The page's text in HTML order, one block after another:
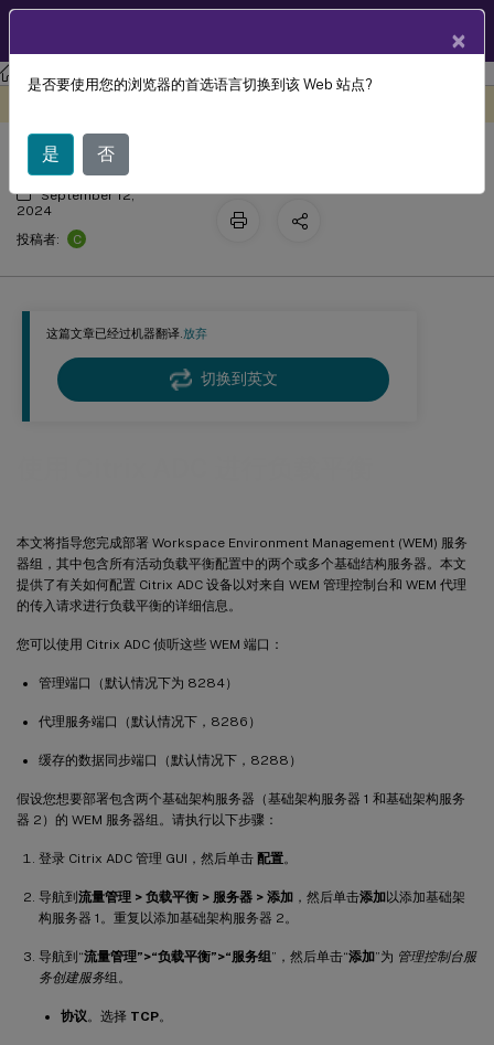
工作区环境管理 Workspace Environment Management 2402
这篇文章已经过机器翻译.放弃
切换到英文
本文将指导您完成部署 Workspace Environment Management (WEM) 服务
器组，其中包含所有活动负载平衡配置中的两个或多个基础结构服务器。本文
提供了有关如何配置 Citrix ADC 设备以对来自 WEM 管理控制台和 WEM 代理
的传入请求进行负载平衡的详细信息。
您可以使用 Citrix ADC 侦听这些 WEM 端口：
管理端口（默认情况下为 8284）
代理服务端口（默认情况下，8286）
缓存的数据同步端口（默认情况下，8288）
假设您想要部署包含两个基础架构服务器（基础架构服务器 1 和基础架构服务
器 2）的 WEM 服务器组。请执行以下步骤：
登录 Citrix ADC 管理 GUI，然后单击 配置。
导航到流量管理 > 负载平衡 > 服务器 > 添加 ，然后单击添加以添加基础架
构服务器 1。重复以添加基础架构服务器 2。
导航到“流量管理”>“负载平衡”>“服务组”，然后单击“添加”为 管理控制台服
务创建服务组。
协议 。选择 TCP。
使用 Citrix ADC 进行负载平衡
September 12,
2024
投稿者:
C
×
是否要使用您的浏览器的首选语言切换到该 Web 站点?
是 否